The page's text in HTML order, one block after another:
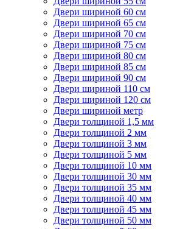
Двери шириной 60 см
Двери шириной 65 см
Двери шириной 70 см
Двери шириной 75 см
Двери шириной 80 см
Двери шириной 85 см
Двери шириной 90 см
Двери шириной 110 см
Двери шириной 120 см
Двери шириной метр
Двери толщиной 1,5 мм
Двери толщиной 2 мм
Двери толщиной 3 мм
Двери толщиной 5 мм
Двери толщиной 10 мм
Двери толщиной 30 мм
Двери толщиной 35 мм
Двери толщиной 40 мм
Двери толщиной 45 мм
Двери толщиной 50 мм